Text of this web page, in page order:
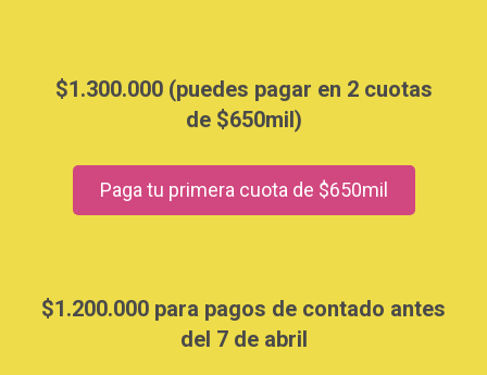
$1.300.000 (puedes pagar en 2 cuotas
de $650mil)
Paga tu primera cuota de $650mil
$1.200.000 para pagos de contado antes
del 7 de abril